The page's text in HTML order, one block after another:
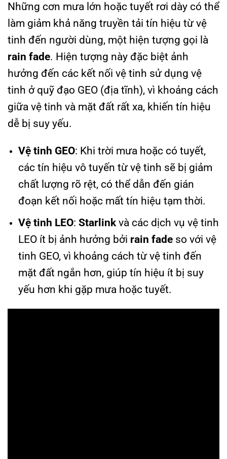
Những cơn mưa lớn hoặc tuyết rơi dày có thể
làm giảm khả năng truyền tải tín hiệu từ vệ
tinh đến người dùng, một hiện tượng gọi là
rain fade. Hiện tượng này đặc biệt ảnh
hưởng đến các kết nối vệ tinh sử dụng vệ
tinh ở quỹ đạo GEO (địa tĩnh), vì khoảng cách
giữa vệ tinh và mặt đất rất xa, khiến tín hiệu
dễ bị suy yếu.
Vệ tinh GEO: Khi trời mưa hoặc có tuyết,
các tín hiệu vô tuyến từ vệ tinh sẽ bị giảm
chất lượng rõ rệt, có thể dẫn đến gián
đoạn kết nối hoặc mất tín hiệu tạm thời.
Vệ tinh LEO: Starlinkvà các dịch vụ vệ tinh
LEO ít bị ảnh hưởng bởi rain fadeso với vệ
tinh GEO, vì khoảng cách từ vệ tinh đến
mặt đất ngắn hơn, giúp tín hiệu ít bị suy
yếu hơn khi gặp mưa hoặc tuyết.